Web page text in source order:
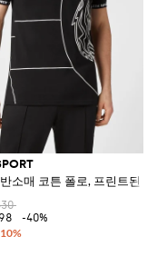
스니커즈
소매 코튼 폴로, 프린트된
-40%